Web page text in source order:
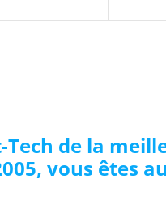
Tech de la
vous êtes